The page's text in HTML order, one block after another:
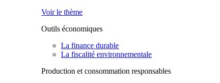
Voir le thème
Outils économiques
La finance durable
La fiscalité environnementale
Production et consommation responsables